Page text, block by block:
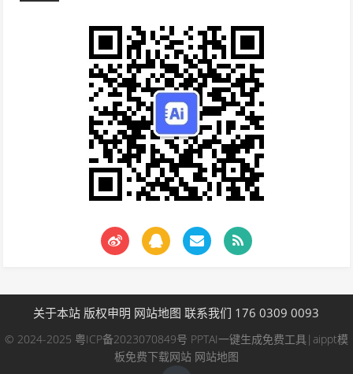
关于本站 版权申明 网站地图 联系我们 176 0309 0093
© 2024-2025 粤ICP备2023070849号 PPTAI一键生成免费工具|aippt模
板免费下载网站 网站地图